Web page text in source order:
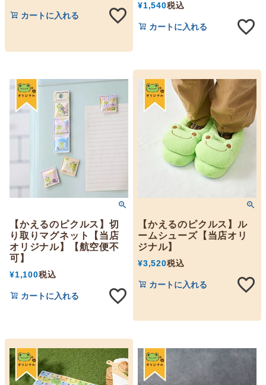
カートに入れる
¥1,540税込
カートに入れる
【かえるのピクルス】切
り取りマグネット【当店
オリジナル】【航空便不
可】
¥1,100税込
カートに入れる
【かえるのピクルス】ル
ームシューズ【当店オリ
ジナル】
¥3,520税込
カートに入れる